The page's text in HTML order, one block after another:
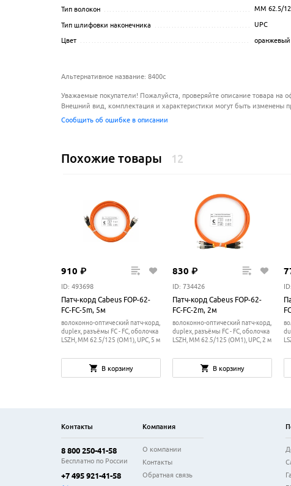
Тип волокон MM 62.5/
Тип шлифовки наконечника UPC
Цвет оранжевый
Альтернативное название: 8400c
Уважаемые покупатели! Пожалуйста, проверяйте описание товара на
Внешний вид, комплектация и характеристики могут быть изменены
Сообщить об ошибке в описании
Похожие товары 12
910 ₽
ID: 493698
Патч-корд Cabeus FOP-62-
FC-FC-5m, 5м
волоконно-оптический патч-корд,
duplex, разъёмы FC - FC, оболочка
LSZH, MM 62.5/125 (OM1), UPC, 5 м
В корзину
830 ₽
ID: 734426
Патч-корд Cabeus FOP-62-
FC-FC-2m, 2м
волоконно-оптический патч-корд,
duplex, разъёмы FC - FC, оболочка
LSZH, MM 62.5/125 (OM1), UPC, 2 м
В корзину
Контакты
8 800 250-41-58
Бесплатно по России
+7 495 921-41-58
Компания
О компании
Контакты
Обратная связь